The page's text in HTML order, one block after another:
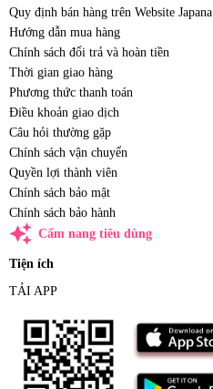
Quy định bán hàng trên Website Japana
Hướng dẫn mua hàng
Chính sách đổi trả và hoàn tiền
Thời gian giao hàng
Phương thức thanh toán
Điều khoản giao dịch
Câu hỏi thường gặp
Chính sách vận chuyển
Quyền lợi thành viên
Chính sách bảo mật
Chính sách bảo hành
auto_awesome Cẩm nang tiêu dùng
Tiện ích
TẢI APP